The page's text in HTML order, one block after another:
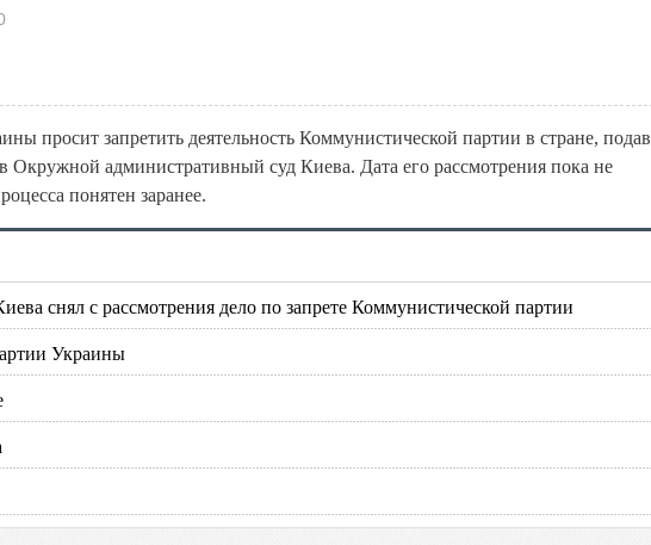
просит запретить деятельность Коммунистической партии в стране, подав
Окружной административный суд Киева. Дата его рассмотрения пока не
понятен заранее.
снял с рассмотрения дело по запрете Коммунистической партии
Украины